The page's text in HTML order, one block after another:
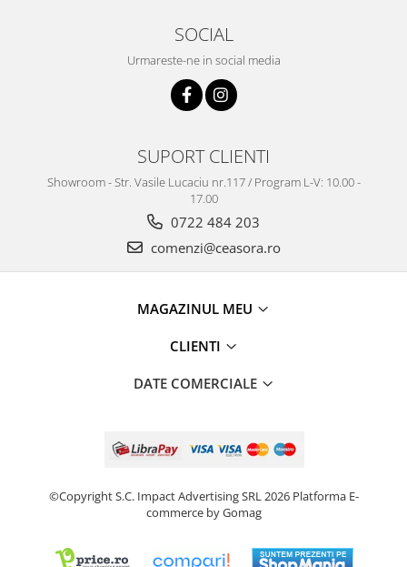
SOCIAL
Urmareste-ne in social media
SUPORT CLIENTI
Showroom - Str. Vasile Lucaciu nr.117 / Program L-V: 10.00 -
17.00
0722 484 203
comenzi@ceasora.ro
MAGAZINUL MEU
CLIENTI
DATE COMERCIALE
©Copyright S.C. Impact Advertising SRL 2026 Platforma E-
commerce by Gomag